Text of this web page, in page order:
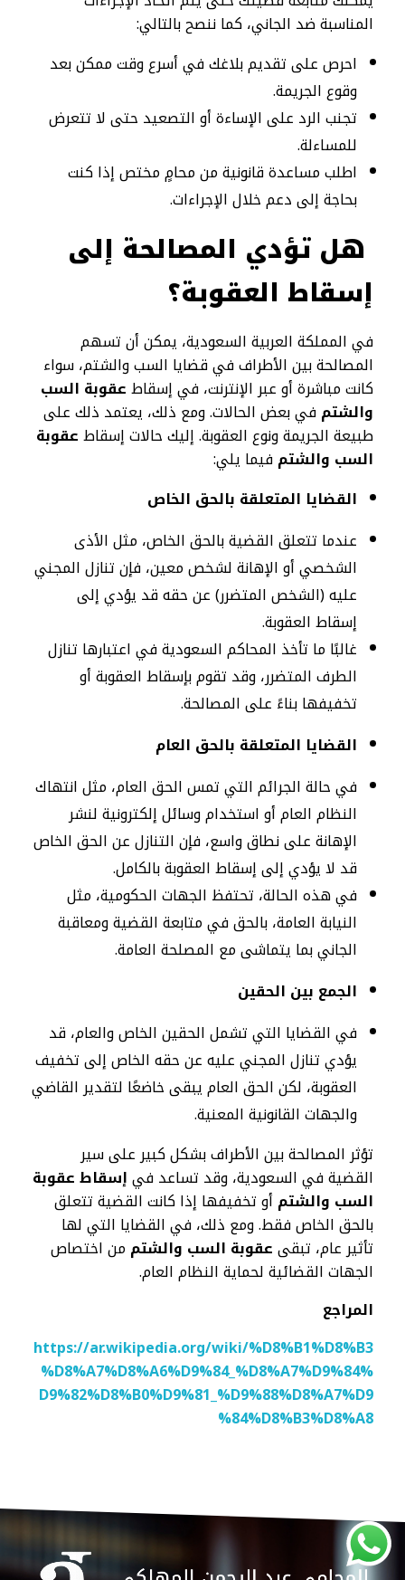
المناسبة ضد الجاني، كما ننصح بالتالي:
احرص على تقديم بلاغك في أسرع وقت ممكن بعد
وقوع الجريمة.
تجنب الرد على الإساءة أو التصعيد حتى لا تتعرض
للمساءلة.
اطلب مساعدة قانونية من محامٍ مختص إذا كنت
بحاجة إلى دعم خلال الإجراءات.
هل تؤدي المصالحة إلى
إسقاط العقوبة؟
في المملكة العربية السعودية، يمكن أن تسهم
المصالحة بين الأطراف في قضايا السب والشتم، سواء
كانت مباشرة أو عبر الإنترنت، في إسقاطعقوبة السب
والشتمفي بعض الحالات. ومع ذلك، يعتمد ذلك على
طبيعة الجريمة ونوع العقوبة. إليك حالات إسقاطعقوبة
السب والشتمفيما يلي:
القضايا المتعلقة بالحق الخاص
عندما تتعلق القضية بالحق الخاص، مثل الأذى
الشخصي أو الإهانة لشخص معين، فإن تنازل المجني
عليه (الشخص المتضرر) عن حقه قد يؤدي إلى
إسقاط العقوبة.
غالبًا ما تأخذ المحاكم السعودية في اعتبارها تنازل
الطرف المتضرر، وقد تقوم بإسقاط العقوبة أو
تخفيفها بناءً على المصالحة.
القضايا المتعلقة بالحق العام
في حالة الجرائم التي تمس الحق العام، مثل انتهاك
النظام العام أو استخدام وسائل إلكترونية لنشر
الإهانة على نطاق واسع، فإن التنازل عن الحق الخاص
قد لا يؤدي إلى إسقاط العقوبة بالكامل.
في هذه الحالة، تحتفظ الجهات الحكومية، مثل
النيابة العامة، بالحق في متابعة القضية ومعاقبة
الجاني بما يتماشى مع المصلحة العامة.
الجمع بين الحقين
في القضايا التي تشمل الحقين الخاص والعام، قد
يؤدي تنازل المجني عليه عن حقه الخاص إلى تخفيف
العقوبة، لكن الحق العام يبقى خاضعًا لتقدير القاضي
والجهات القانونية المعنية.
تؤثر المصالحة بين الأطراف بشكل كبير على سير
القضية في السعودية، وقد تساعد فيإسقاطعقوبة
السب والشتمأو تخفيفها إذا كانت القضية تتعلق
بالحق الخاص فقط. ومع ذلك، في القضايا التي لها
تأثير عام، تبقىعقوبة السب والشتم من اختصاص
الجهات القضائية لحماية النظام العام.
المراجع
https://ar.wikipedia.org/wiki/%D8%B1%D8%B3
%D8%A7%D8%A6%D9%84_%D8%A7%D9%84%
D9%82%D8%B0%D9%81_%D9%88%D8%A7%D9
%84%D8%B3%D8%A8